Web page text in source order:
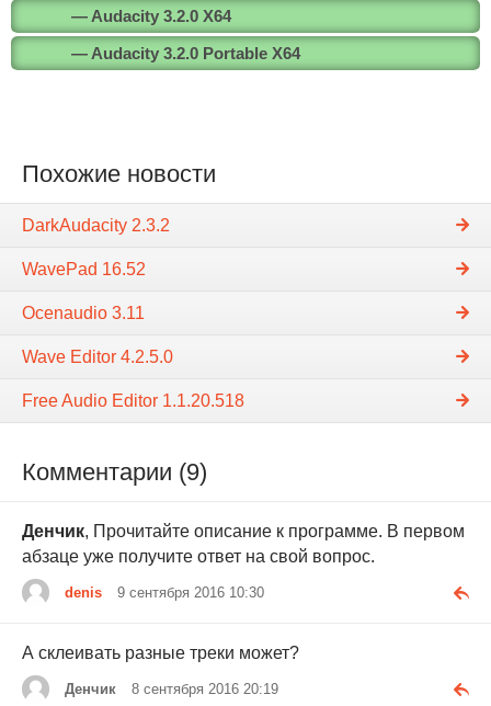
— Audacity 3.2.0 X64
— Audacity 3.2.0 Portable X64
Похожие новости
DarkAudacity 2.3.2
WavePad 16.52
Ocenaudio 3.11
Wave Editor 4.2.5.0
Free Audio Editor 1.1.20.518
Комментарии (9)
Денчик, Прочитайте описание к программе. В первом
абзаце уже получите ответ на свой вопрос.
denis 9 сентября 2016 10:30
А склеивать разные треки может?
Денчик 8 сентября 2016 20:19